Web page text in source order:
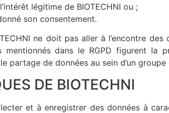
légitime de BIOTECHNI ou ;
son consentement.
ne doit pas aller à l’encontre
mentionnés dans le RGPD figurent
partage de données au sein d’un groupe
DE BIOTECHNI
et à enregistrer des données à